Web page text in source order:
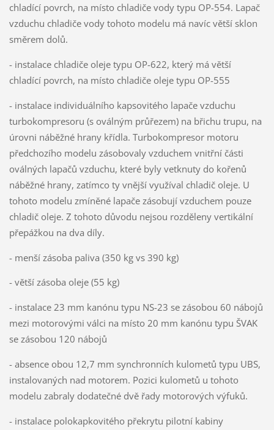
chladící povrch, na místo chladiče vody typu OP-554. Lapač
vzduchu chladiče vody tohoto modelu má navíc větší sklon
směrem dolů.
- instalace chladiče oleje typu OP-622, který má větší
chladící povrch, na místo chladiče oleje typu OP-555
- instalace individuálního kapsovitého lapače vzduchu
turbokompresoru (s oválným průřezem) na břichu trupu, na
úrovni náběžné hrany křídla. Turbokompresor motoru
předchozího modelu zásobovaly vzduchem vnitřní části
oválných lapačů vzduchu, které byly vetknuty do kořenů
náběžné hrany, zatímco ty vnější využíval chladič oleje. U
tohoto modelu zmíněné lapače zásobují vzduchem pouze
chladič oleje. Z tohoto důvodu nejsou rozděleny vertikální
přepážkou na dva díly.
- menší zásoba paliva (350 kg vs 390 kg)
- větší zásoba oleje (55 kg)
- instalace 23 mm kanónu typu NS-23 se zásobou 60 nábojů
mezi motorovými válci na místo 20 mm kanónu typu ŠVAK
se zásobou 120 nábojů
- absence obou 12,7 mm synchronních kulometů typu UBS,
instalovaných nad motorem. Pozici kulometů u tohoto
modelu zabraly dodatečné dvě řady motorových výfuků.
- instalace polokapkovitého překrytu pilotní kabiny